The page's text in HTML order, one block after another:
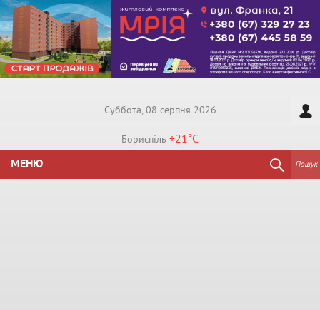
Суббота, 08 серпня 2026
Бориспiль +21°C
МЕНЮ
Пошук